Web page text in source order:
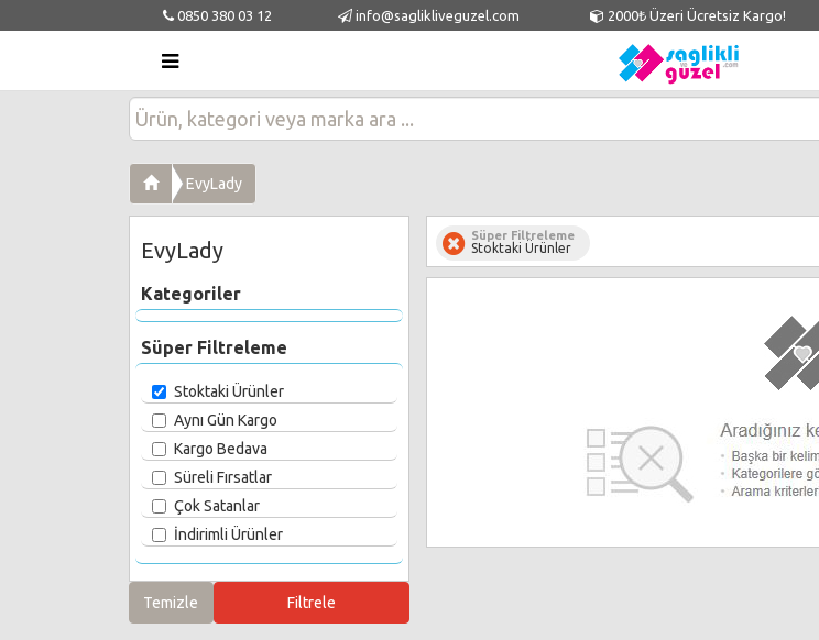
0850 380 03 12 info@saglikliveguzel.com 2000₺ Üzeri Ücretsiz Kargo!
EvyLady
EvyLady
Kategoriler
Süper Filtreleme
Stoktaki Ürünler
Aynı Gün Kargo
Kargo Bedava
Süreli Fırsatlar
Çok Satanlar
İndirimli Ürünler
Süper Filtreleme
Stoktaki Ürünler